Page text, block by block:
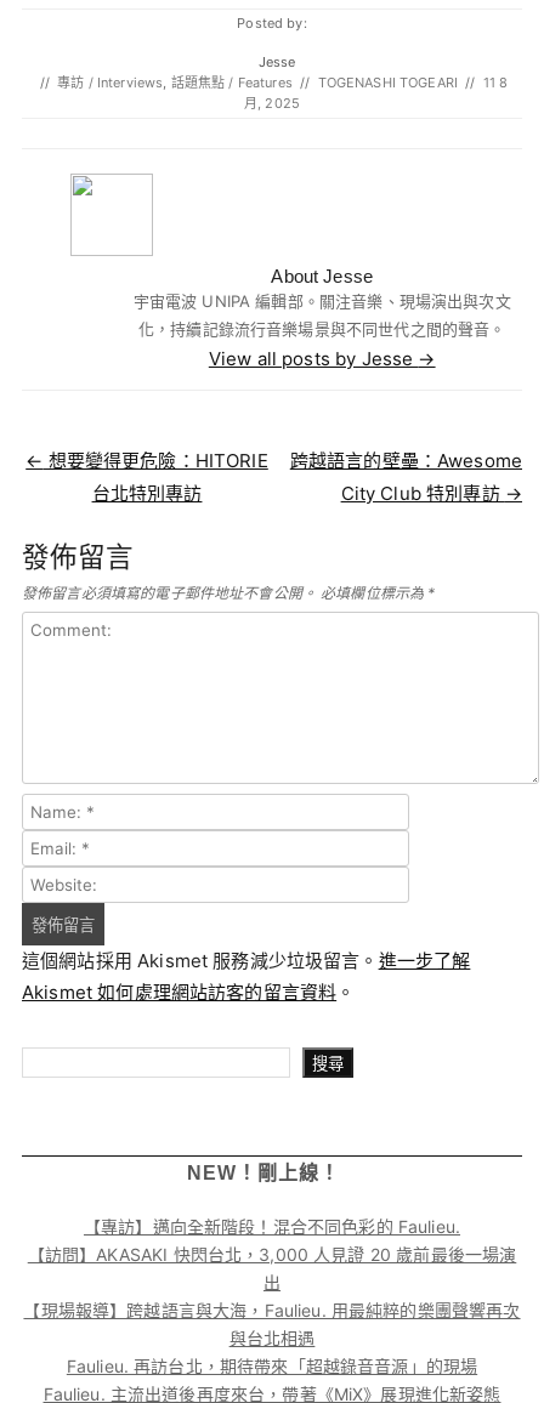
Posted by:
Jesse
// 專訪 / Interviews 話題焦點 / Features // TOGENASHI TOGEARI // 11 8
月, 2025
About Jesse
宇宙電波 UNIPA 編輯部。關注音樂、現場演出與次文
化，持續記錄流行音樂場景與不同世代之間的聲音。
View all posts by Jesse →
Post navigation
← 想要變得更危險：HITORIE
台北特別專訪
跨越語言的壁壘：Awesome
City Club 特別專訪 →
發佈留言
發佈留言必須填寫的電子郵件地址不會公開。 必填欄位標示為 *
這個網站採用 Akismet 服務減少垃圾留言。 進一步了解
Akismet 如何處理網站訪客的留言資料 。
搜尋
NEW！剛上線！
【專訪】邁向全新階段！混合不同色彩的 Faulieu.
【訪問】AKASAKI 快閃台北，3,000 人見證 20 歲前最後一場演
出
【現場報導】跨越語言與大海，Faulieu. 用最純粹的樂團聲響再次
與台北相遇
Faulieu. 再訪台北，期待帶來「超越錄音音源」的現場
Faulieu. 主流出道後再度來台，帶著《MiX》展現進化新姿態